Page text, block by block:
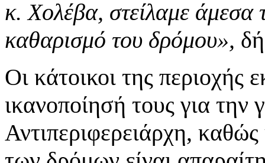
κ. Χολέβα, στείλαμε άμεσα
καθαρισμό του δρόμου»,
Οι κάτοικοι της περιοχής
ικανοποίησή τους για
Αντιπεριφερειάρχη,